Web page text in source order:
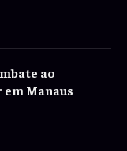
ao
Manaus